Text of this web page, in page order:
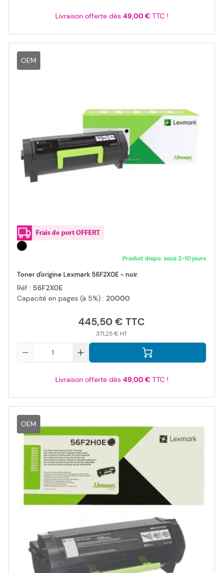
Livraison offerte dès 49,00 €TTC !
OEM
Produit dispo. sous 2-10 jours
Toner d'origine Lexmark 56F2X0E - noir
Réf : 56F2X0E
Capacité en pages (à 5%) : 20000
445,50 €
371,25 €
Livraison offerte dès 49,00 €TTC !
OEM